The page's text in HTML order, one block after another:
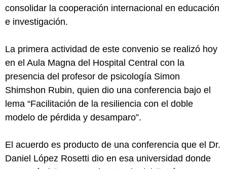
consolidar la cooperación internacional en educación
e investigación.
La primera actividad de este convenio se realizó hoy
en el Aula Magna del Hospital Central con la
presencia del profesor de psicología Simon
Shimshon Rubin, quien dio una conferencia bajo el
lema “Facilitación de la resiliencia con el doble
modelo de pérdida y desamparo”.
El acuerdo es producto de una conferencia que el Dr.
Daniel López Rosetti dio en esa universidad donde